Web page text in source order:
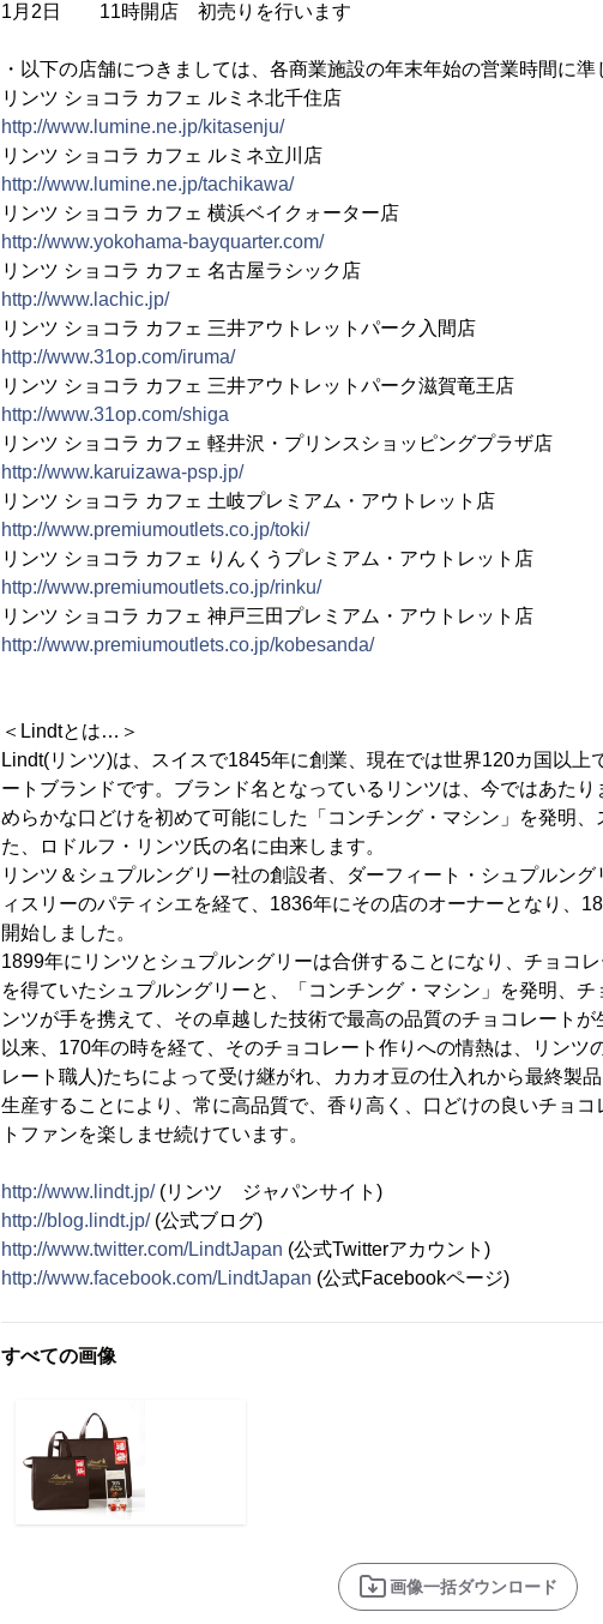
1月2日 11時開店 初売りを行います
・以下の店舗につきましては、各商業施設の年末年始の営業時間に準
リンツ ショコラ カフェ ルミネ北千住店
http://www.lumine.ne.jp/kitasenju/
リンツ ショコラ カフェ ルミネ立川店
http://www.lumine.ne.jp/tachikawa/
リンツ ショコラ カフェ 横浜ベイクォーター店
http://www.yokohama-bayquarter.com/
リンツ ショコラ カフェ 名古屋ラシック店
http://www.lachic.jp/
リンツ ショコラ カフェ 三井アウトレットパーク入間店
http://www.31op.com/iruma/
リンツ ショコラ カフェ 三井アウトレットパーク滋賀竜王店
http://www.31op.com/shiga
リンツ ショコラ カフェ 軽井沢・プリンスショッピングプラザ店
http://www.karuizawa-psp.jp/
リンツ ショコラ カフェ 土岐プレミアム・アウトレット店
http://www.premiumoutlets.co.jp/toki/
リンツ ショコラ カフェ りんくうプレミアム・アウトレット店
http://www.premiumoutlets.co.jp/rinku/
リンツ ショコラ カフェ 神戸三田プレミアム・アウトレット店
http://www.premiumoutlets.co.jp/kobesanda/
＜Lindtとは…＞
Lindt(リンツ)は、スイスで1845年に創業、現在では世界120カ国以上
ートブランドです。ブランド名となっているリンツは、今ではあた
めらかな口どけを初めて可能にした「コンチング・マシン」を発明
た、ロドルフ・リンツ氏の名に由来します。
リンツ＆シュプルングリー社の創設者、ダーフィート・シュプルン
ィスリーのパティシエを経て、1836年にその店のオーナーとなり、
開始しました。
1899年にリンツとシュプルングリーは合併することになり、チョコ
を得ていたシュプルングリーと、「コンチング・マシン」を発明、
ンツが手を携えて、その卓越した技術で最高の品質のチョコレートが
以来、170年の時を経て、そのチョコレート作りへの情熱は、リンツ
レート職人)たちによって受け継がれ、カカオ豆の仕入れから最終製
生産することにより、常に高品質で、香り高く、口どけの良いチョ
トファンを楽しませ続けています。
http://www.lindt.jp/(リンツ ジャパンサイト)
http://blog.lindt.jp/(公式ブログ)
http://www.twitter.com/LindtJapan (公式Twitterアカウント)
http://www.facebook.com/LindtJapan (公式Facebookページ)
すべての画像
画像一括ダウンロード